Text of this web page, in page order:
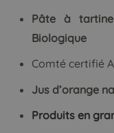
Pâte à
Biologique
Comté certifié
Jus d’orange
Produits en